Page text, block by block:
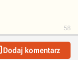
58
Dodaj komentarz